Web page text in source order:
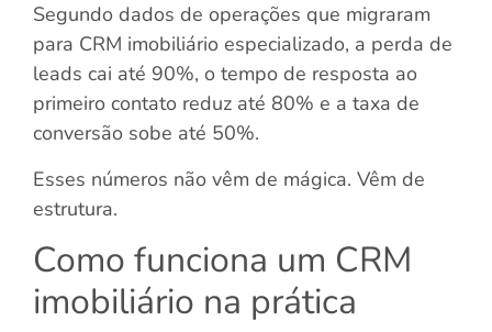
Segundo dados de operações que migraram
para CRM imobiliário especializado, a perda de
leads cai até 90%, o tempo de resposta ao
primeiro contato reduz até 80% e a taxa de
conversão sobe até 50%.
Esses números não vêm de mágica. Vêm de
estrutura.
Como funciona um CRM
imobiliário na prática